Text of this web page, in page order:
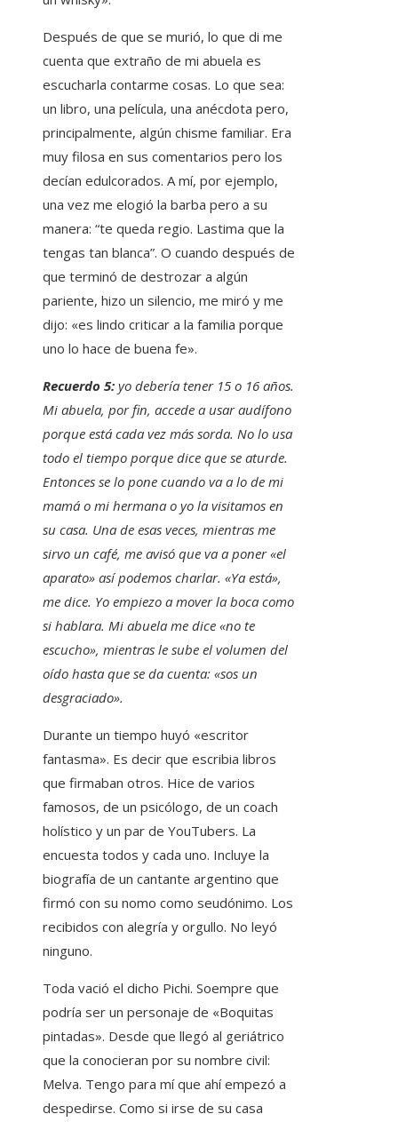
Después de que se murió, lo que di me
cuenta que extraño de mi abuela es
escucharla contarme cosas. Lo que sea:
un libro, una película, una anécdota pero,
principalmente, algún chisme familiar. Era
muy filosa en sus comentarios pero los
decían edulcorados. A mí, por ejemplo,
una vez me elogió la barba pero a su
manera: “te queda regio. Lastima que la
tengas tan blanca”. O cuando después de
que terminó de destrozar a algún
pariente, hizo un silencio, me miró y me
dijo: «es lindo criticar a la familia porque
uno lo hace de buena fe».
Recuerdo 5: yo debería tener 15 o 16 años.
Mi abuela, por fin, accede a usar audífono
porque está cada vez más sorda. No lo usa
todo el tiempo porque dice que se aturde.
Entonces se lo pone cuando va a lo de mi
mamá o mi hermana o yo la visitamos en
su casa. Una de esas veces, mientras me
sirvo un café, me avisó que va a poner «el
aparato» así podemos charlar. «Ya está»,
me dice. Yo empiezo a mover la boca como
si hablara. Mi abuela me dice «no te
escucho», mientras le sube el volumen del
oído hasta que se da cuenta: «sos un
desgraciado».
Durante un tiempo huyó «escritor
fantasma». Es decir que escribia libros
que firmaban otros. Hice de varios
famosos, de un psicólogo, de un coach
holístico y un par de YouTubers. La
encuesta todos y cada uno. Incluye la
biografía de un cantante argentino que
firmó con su nomo como seudónimo. Los
recibidos con alegría y orgullo. No leyó
ninguno.
Toda vació el dicho Pichi. Soempre que
podría ser un personaje de «Boquitas
pintadas». Desde que llegó al geriátrico
que la conocieran por su nombre civil:
Melva. Tengo para mí que ahí empezó a
despedirse. Como si irse de su casa